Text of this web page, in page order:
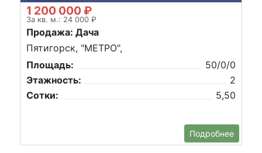
1 200 000 ₽
За кв. м.: 24 000 ₽
Продажа: Дача
Пятигорск, "МЕТРО",
Площадь:
50/0/0
Этажность:
2
Сотки:
5,50
Подробнее